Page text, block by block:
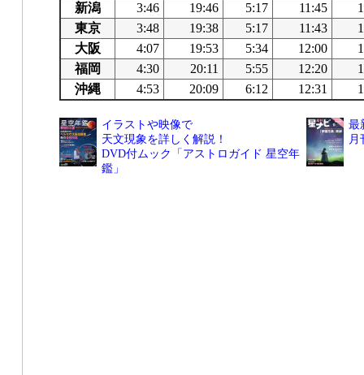
新潟
3:46 19:46 5:17 11:45
東京
3:48 19:38 5:17 11:43
大阪
4:07 19:53 5:34 12:00
福岡
4:30 20:11 5:55 12:20
沖縄
4:53 20:09 6:12 12:31
イラストや映像で
天文現象を詳しく解説！
DVD付ムック「アストロガイド 星空年
鑑」
最
月